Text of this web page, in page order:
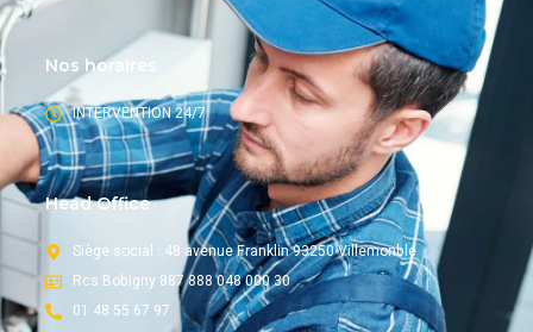
Nos horaires
INTERVENTION 24/7
Head Office
Siège social : 48 avenue Franklin 93250 Villemonble
Rcs Bobigny 887 888 048 000 30
01 48 55 67 97